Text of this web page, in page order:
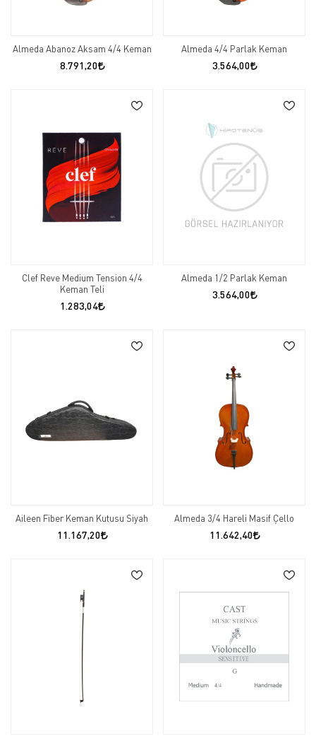
Almeda Abanoz Aksam 4/4 Keman
8.791,20
Almeda 4/4 Parlak Keman
3.564,00
Clef Reve Medium Tension 4/4
Keman Teli
1.283,04
Almeda 1/2 Parlak Keman
3.564,00
Aileen Fiber Keman Kutusu Siyah
11.167,20
Almeda 3/4 Hareli Masif Çello
11.642,40